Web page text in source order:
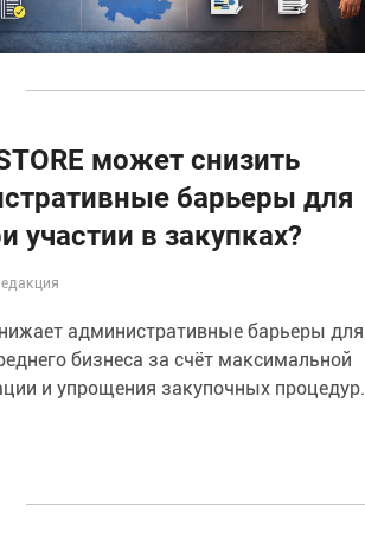
может снизить
барьеры для
участии в закупках?
административные барьеры для
бизнеса за счёт максимальной
и упрощения закупочных процедур.